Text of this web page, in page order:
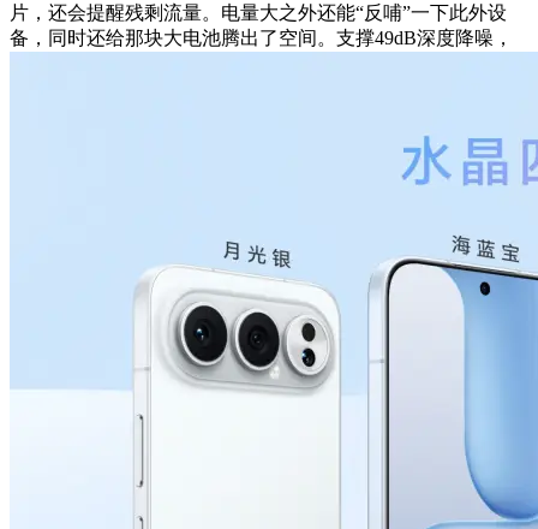
片，还会提醒残剩流量。电量大之外还能“反哺”一下此外设
备，同时还给那块大电池腾出了空间。支撑49dB深度降噪，